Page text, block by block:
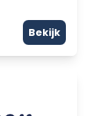
Bekijk